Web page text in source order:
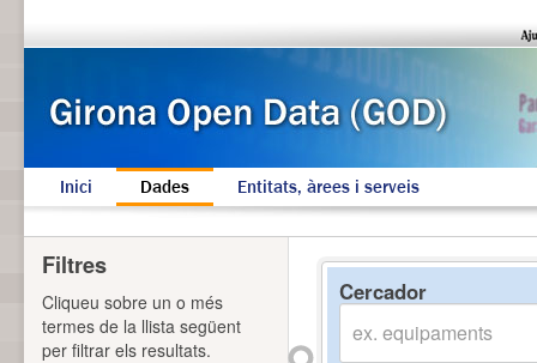
Inici Dades Entitats, àrees i serveis
Cercador
Filtres
Cliqueu sobre un o més
termes de la llista següent
per filtrar els resultats.